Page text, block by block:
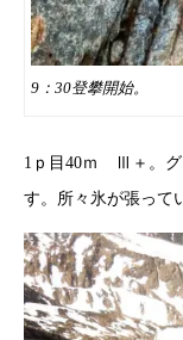
9：30登攀開始。
1ｐ目40ｍ Ⅲ＋。グ
す。所々氷が張って